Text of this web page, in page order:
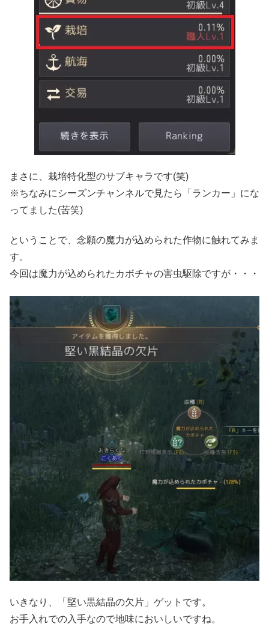
まさに、栽培特化型のサブキャラです(笑)
※ちなみにシーズンチャンネルで見たら「ランカー」にな
ってました(苦笑)
ということで、念願の魔力が込められた作物に触れてみま
す。
今回は魔力が込められたカボチャの害虫駆除ですが・・・
いきなり、「堅い黒結晶の欠片」ゲットです。
お手入れでの入手なので地味においしいですね。